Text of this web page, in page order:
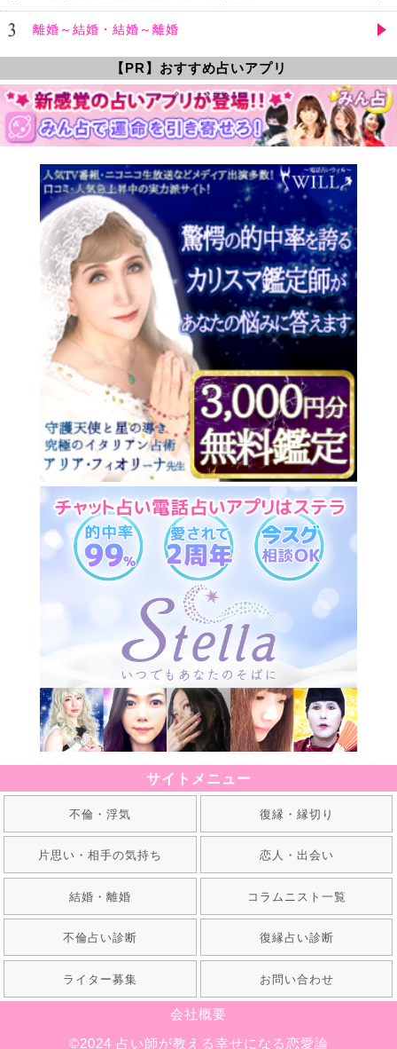
離婚～結婚・結婚～離婚
【PR】おすすめ占いアプリ
サイトメニュー
不倫・浮気 復縁・縁切り
片思い・相手の気持ち 恋人・出会い
結婚・離婚 コラムニスト一覧
不倫占い診断 復縁占い診断
ライター募集 お問い合わせ
会社概要
©2024 占い師が教える幸せになる恋愛論